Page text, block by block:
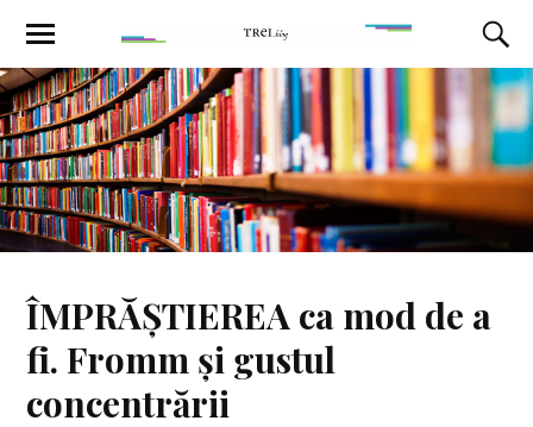
ÎMPRĂȘTIEREA ca mod de a
fi. Fromm și gustul
concentrării